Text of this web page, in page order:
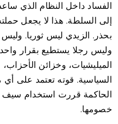
الفساد داخل النظام الذي
إلى السلطة. هذا لا يجعل
بحذر. الزيدي ليس ثوريا.
وليس رجلا يستطيع بقرار
الميليشيات، وخزائن الأحزاب،
السياسية. قوته تعتمد على
الحاكمة قررت استخدام سيف
خصومها.